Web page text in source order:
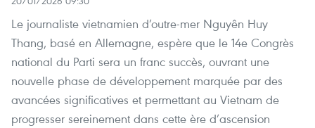
Le journaliste vietnamien d’outre-mer Nguyên Huy
Thang, basé en Allemagne, espère que le 14e Congrès
national du Parti sera un franc succès, ouvrant une
nouvelle phase de développement marquée par des
avancées significatives et permettant au Vietnam de
progresser sereinement dans cette ère d’ascension